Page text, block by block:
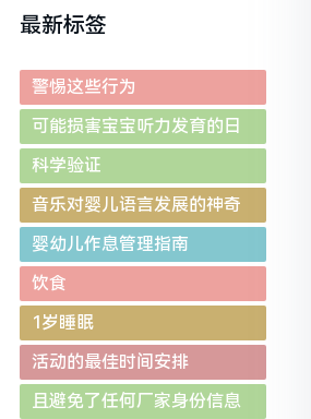
最新标签
警惕这些行为
可能损害宝宝听力发育的日
常误区
科学验证
音乐对婴儿语言发展的神奇
影响
婴幼儿作息管理指南
饮食
1岁睡眠
活动的最佳时间安排
且避免了任何厂家身份信息